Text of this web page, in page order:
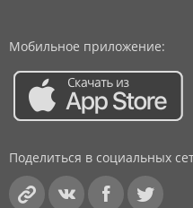
Мобильное приложение:
Поделиться в социальных